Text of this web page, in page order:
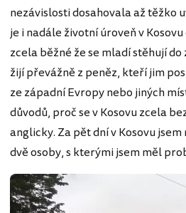
nezávislosti dosahovala až těžko
je i nadále životní úroveň v
zcela běžné že se mladí stěhují
žijí převážně z peněz, kteří jim
ze západní Evropy nebo jiných
důvodů, proč se v Kosovu zcela
anglicky. Za pět dní v Kosovu
dvě osoby, s kterými jsem měl